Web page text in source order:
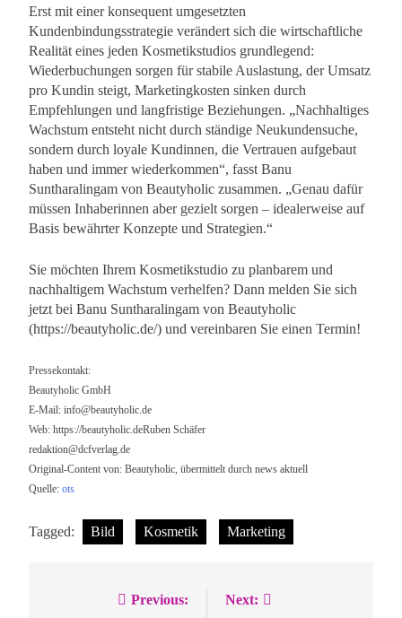
Erst mit einer konsequent umgesetzten
Kundenbindungsstrategie verändert sich die wirtschaftliche
Realität eines jeden Kosmetikstudios grundlegend:
Wiederbuchungen sorgen für stabile Auslastung, der Umsatz
pro Kundin steigt, Marketingkosten sinken durch
Empfehlungen und langfristige Beziehungen. „Nachhaltiges
Wachstum entsteht nicht durch ständige Neukundensuche,
sondern durch loyale Kundinnen, die Vertrauen aufgebaut
haben und immer wiederkommen“, fasst Banu
Suntharalingam von Beautyholic zusammen. „Genau dafür
müssen Inhaberinnen aber gezielt sorgen – idealerweise auf
Basis bewährter Konzepte und Strategien.“
Sie möchten Ihrem Kosmetikstudio zu planbarem und
nachhaltigem Wachstum verhelfen? Dann melden Sie sich
jetzt bei Banu Suntharalingam von Beautyholic
(https://beautyholic.de/) und vereinbaren Sie einen Termin!
Pressekontakt:
Beautyholic GmbH
E-Mail: info@beautyholic.de
Web: https://beautyholic.deRuben Schäfer
redaktion@dcfverlag.de
Original-Content von: Beautyholic, übermittelt durch news aktuell
Quelle: ots
Tagged: Bild Kosmetik Marketing
Beitragsnavigation
Previous: Next: